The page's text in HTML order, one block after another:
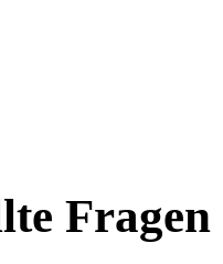
Fragen